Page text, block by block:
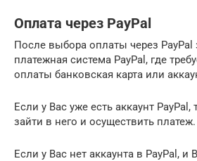
Оплата через PayPal
После выбора оплаты через PayPal
платежная система PayPal, где
оплаты банковская карта или
Если у Вас уже есть аккаунт
зайти в него и осуществить платеж.
Если у Вас нет аккаунта в PayPal, и